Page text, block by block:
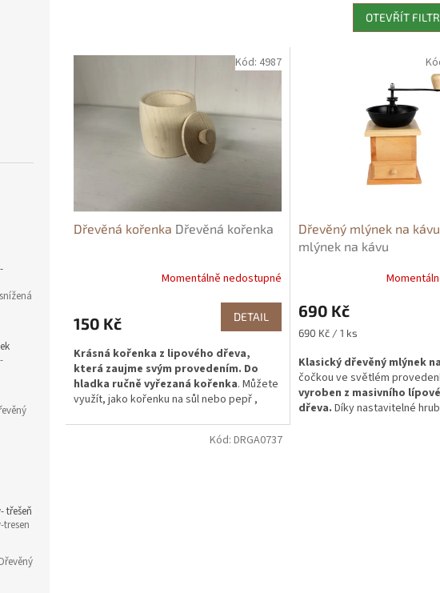
třešeň
Dřevěný
OTEVŘÍT FILTR
V
Dřevěná kořenka Dřevěná kořenka
Momentálně nedostupné
150 Kč DETAIL
Krásná kořenka z lipového dřeva,
která zaujme svým provedením. Do
hladka ručně vyřezaná kořenka. Můžete
využít, jako kořenku na sůl nebo pepř ,
Kód: 4987
Dřevěný mlýnek na kávu
mlýnek na kávu
690 Kč
Měrná
690 Kč / 1 ks
Klasický dřevěný mlýnek
čočkou ve světlém
vyroben z masivního
dřeva. Díky nastavitelné
Kód: DRGA0737